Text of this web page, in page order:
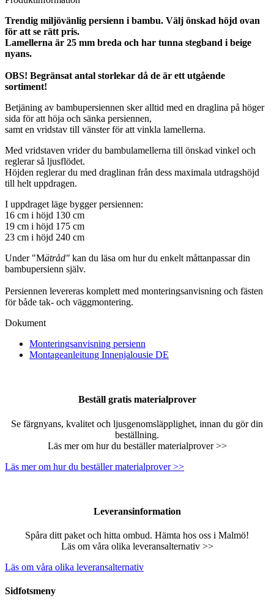
Trendig miljövänlig persienn i bambu. Välj önskad höjd ovan
för att se rätt pris.
Lamellerna är 25 mm breda och har tunna stegband i beige
nyans.
OBS! Begränsat antal storlekar då de är ett utgående
sortiment!
Betjäning av bambupersiennen sker alltid med en draglina på höger
sida för att höja och sänka persiennen,
samt en vridstav till vänster för att vinkla lamellerna.
Med vridstaven vrider du bambulamellerna till önskad vinkel och
reglerar så ljusflödet.
Höjden reglerar du med draglinan från dess maximala utdragshöjd
till helt uppdragen.
I uppdraget läge bygger persiennen:
16 cm i höjd 130 cm
19 cm i höjd 175 cm
23 cm i höjd 240 cm
Under "Mätråd" kan du läsa om hur du enkelt måttanpassar din
bambupersienn själv.
Persiennen levereras komplett med monteringsanvisning och fästen
för både tak- och väggmontering.
Dokument
Monteringsanvisning persienn
Montageanleitung Innenjalousie DE
Beställ gratis materialprover
Se färgnyans, kvalitet och ljusgenomsläpplighet, innan du gör din
beställning.
Läs mer om hur du beställer materialprover >>
Läs mer om hur du beställer materialprover >>
Leveransinformation
Spåra ditt paket och hitta ombud. Hämta hos oss i Malmö!
Läs om våra olika leveransalternativ >>
Läs om våra olika leveransalternativ
Sidfotsmeny